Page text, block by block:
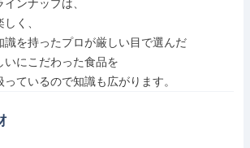
ンナップは、
く、
識を持ったプロが厳しい目で選んだ
いにこだわった食品を
ているので知識も広がります。